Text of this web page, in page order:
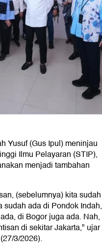
Yusuf (Gus Ipul) meninjau
Ilmu Pelayaran (STIP),
menjadi tambahan
(sebelumnya) kita sudah
ada di Pondok Indah,
di Bogor juga ada. Nah,
di sekitar Jakarta," ujar
3/2026).